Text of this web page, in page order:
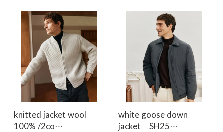
knitted jacket wool
100% /2co…
white goose down
jacket SH25…